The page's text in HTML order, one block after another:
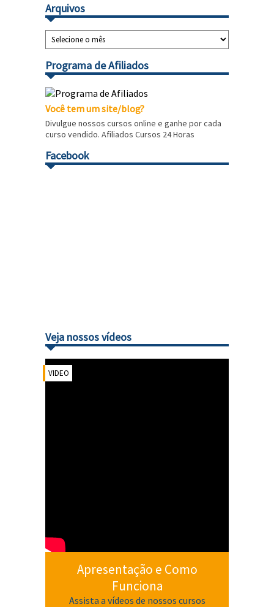
Arquivos
Programa de Afiliados
Você tem um site/blog?
Divulgue nossos cursos online e ganhe por cada
curso vendido. Afiliados Cursos 24 Horas
Facebook
Veja nossos vídeos
VIDEO
Apresentação e Como
Funciona
Assista a vídeos de nossos cursos